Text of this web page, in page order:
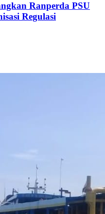
Ranperda PSU
Regulasi